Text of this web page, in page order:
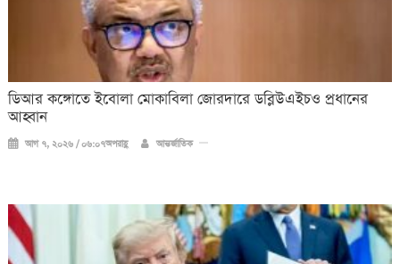
ডিআর কঙ্গোতে ইবোলা মোকাবিলা জোরদারে ডব্লিউএইচও প্রধানের
আহ্বান
আগ ৭, ২০২৬ / ০৬:০৭অপরাহ্ণ আন্তর্জাতিক